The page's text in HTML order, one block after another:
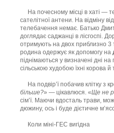
На почесному місці в хаті —
сателітної антени. На відміну
телебачення немає. Батько
доглядає саджанці в лісгоспі.
отримують на двох приблизно 3
родина одержує як допомогу на
піднімаються у визначені дні
сільською худобою їхні корова й
На подвір’ї побачив клітку з
більше?» — цікавлюся. «Ще не
сім’ї. Маючи вдосталь трави,
дюжину, ось і буде дієтичне
Коли міні-ГЕС вигідна